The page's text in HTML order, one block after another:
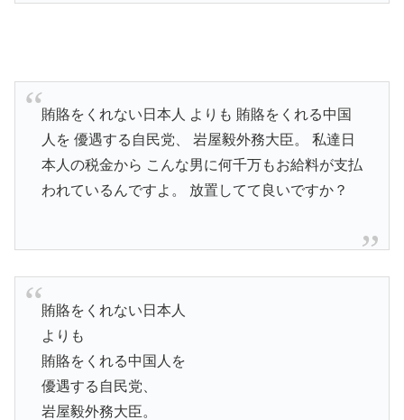
賄賂をくれない日本人 よりも 賄賂をくれる中国
人を 優遇する自民党、 岩屋毅外務大臣。 私達日
本人の税金から こんな男に何千万もお給料が支払
われているんですよ。 放置してて良いですか？
賄賂をくれない日本人
よりも
賄賂をくれる中国人を
優遇する自民党、
岩屋毅外務大臣。